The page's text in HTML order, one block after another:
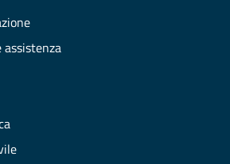
assistenza